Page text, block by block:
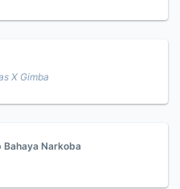
X Gimba
Bahaya Narkoba